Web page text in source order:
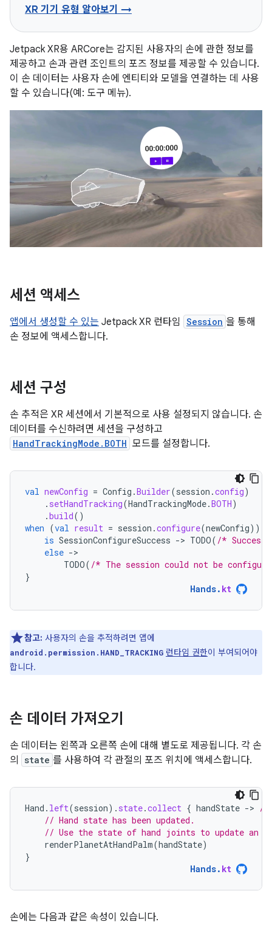
XR 기기 유형 알아보기 →
Jetpack XR용 ARCore는 감지된 사용자의 손에 관한 정보를
제공하고 손과 관련 조인트의 포즈 정보를 제공할 수 있습니다.
이 손 데이터는 사용자 손에 엔티티와 모델을 연결하는 데 사용
할 수 있습니다(예: 도구 메뉴).
세션 액세스
앱에서 생성할 수 있는 Jetpack XR 런타임 Session 을 통해
손 정보에 액세스합니다.
세션 구성
손 추적은 XR 세션에서 기본적으로 사용 설정되지 않습니다. 손
데이터를 수신하려면 세션을 구성하고
HandTrackingMode.BOTH 모드를 설정합니다.
val newConfig = Config .Builder(session .config)
. setHandTracking(HandTrackingMode.BOTH)
.build()
when (val result = session .configure(newConfig))
is SessionConfigureSuccess -> TODO( /*
else -
TODO( /* The session could not be
}
Hands. kt
참고: 사용자의 손을 추적하려면 앱에
android.permission.HAND_TRACKING 런타임 권한이 부여되어야
합니다.
손 데이터 가져오기
손 데이터는 왼쪽과 오른쪽 손에 대해 별도로 제공됩니다. 각 손
의
state 를 사용하여 각 관절의 포즈 위치에 액세스합니다.
Hand . left(session). state.collect { handState -> //
// Hand state has been updated.
// Use the state of hand joints to update an
renderPlanetAtHandPalm(handState)
}
Hands. kt
손에는 다음과 같은 속성이 있습니다.